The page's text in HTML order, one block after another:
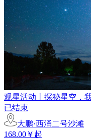
观星活动丨探秘星空，
已结束
大鹏·西涌二号沙滩
168.00￥起